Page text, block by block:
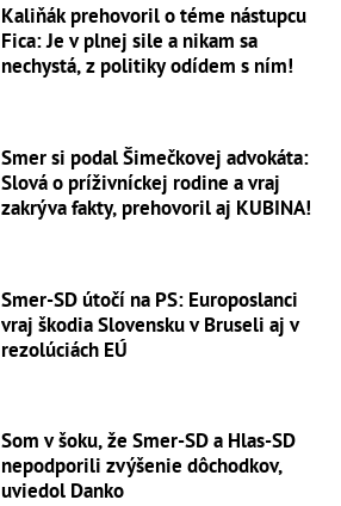
Kaliňák prehovoril o téme nástupcu
Fica: Je v plnej sile a nikam sa
nechystá, z politiky odídem s ním!
Smer si podal Šimečkovej advokáta:
Slová o príživníckej rodine a vraj
zakrýva fakty, prehovoril aj KUBINA!
Smer-SD útočí na PS: Europoslanci
vraj škodia Slovensku v Bruseli aj v
rezolúciách EÚ
Som v šoku, že Smer-SD a Hlas-SD
nepodporili zvýšenie dôchodkov,
uviedol Danko